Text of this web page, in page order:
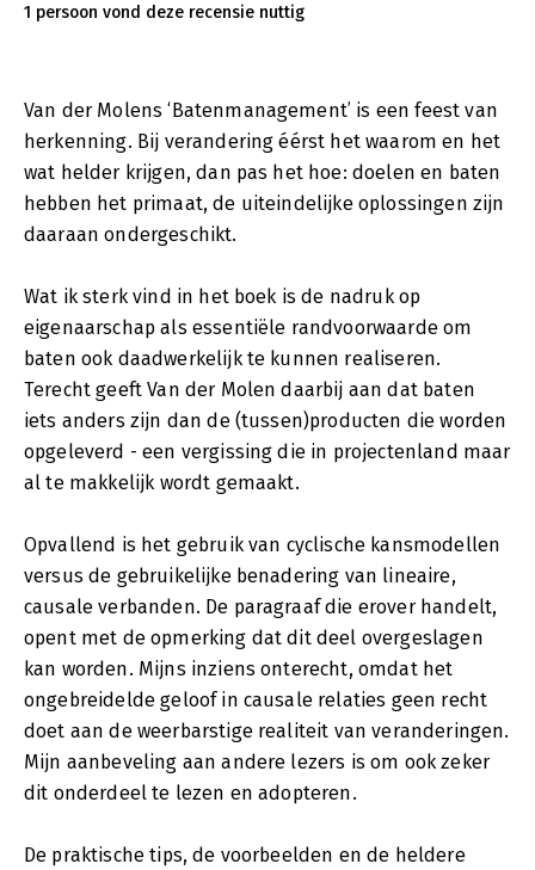
1 persoon vond deze recensie nuttig
Van der Molens ‘Batenmanagement’ is een feest van
herkenning. Bij verandering éérst het waarom en het
wat helder krijgen, dan pas het hoe: doelen en baten
hebben het primaat, de uiteindelijke oplossingen zijn
daaraan ondergeschikt.
Wat ik sterk vind in het boek is de nadruk op
eigenaarschap als essentiële randvoorwaarde om
baten ook daadwerkelijk te kunnen realiseren.
Terecht geeft Van der Molen daarbij aan dat baten
iets anders zijn dan de (tussen)producten die worden
opgeleverd - een vergissing die in projectenland maar
al te makkelijk wordt gemaakt.
Opvallend is het gebruik van cyclische kansmodellen
versus de gebruikelijke benadering van lineaire,
causale verbanden. De paragraaf die erover handelt,
opent met de opmerking dat dit deel overgeslagen
kan worden. Mijns inziens onterecht, omdat het
ongebreidelde geloof in causale relaties geen recht
doet aan de weerbarstige realiteit van veranderingen.
Mijn aanbeveling aan andere lezers is om ook zeker
dit onderdeel te lezen en adopteren.
De praktische tips, de voorbeelden en de heldere